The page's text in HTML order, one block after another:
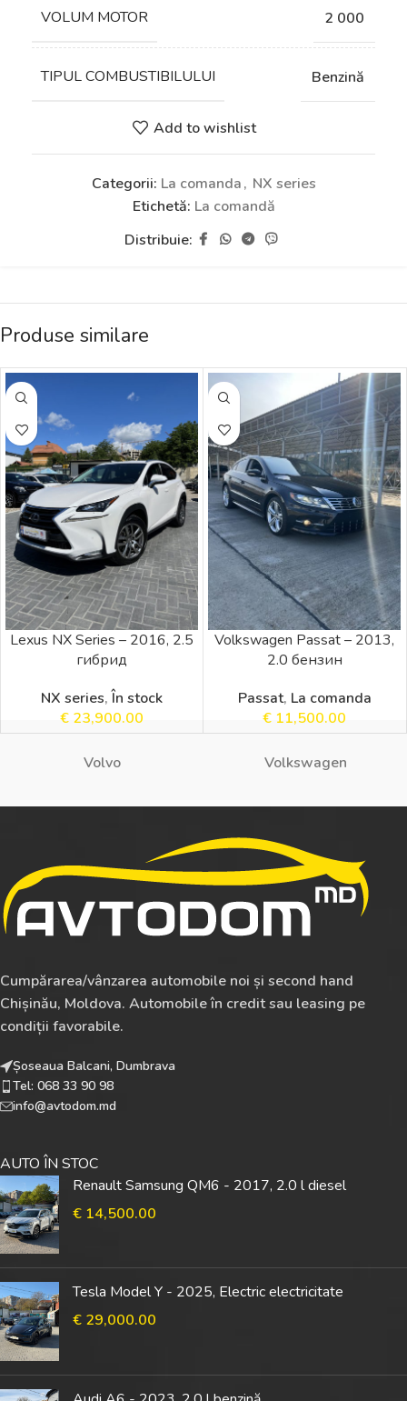
VOLUM MOTOR 2 000
TIPUL COMBUSTIBILULUI Benzină
Add to wishlist
Categorii: La comanda, NX series
Etichetă: La comandă
Distribuie:
Produse similare
Lexus NX Series – 2016, 2.5
гибрид
NX series,În stock
€ 23,900.00
Volkswagen Passat – 2013,
2.0 бензин
Passat, La comanda
€ 11,500.00
Volvo Volkswagen
Cumpărarea/vânzarea automobile noi și second hand
Chișinău, Moldova. Automobile în credit sau leasing pe
condiții favorabile.
Șoseaua Balcani, Dumbrava
Tel: 068 33 90 98
info@avtodom.md
AUTO ÎN STOC
Renault Samsung QM6 - 2017, 2.0 l diesel
€ 14,500.00
Tesla Model Y - 2025, Electric electricitate
€ 29,000.00